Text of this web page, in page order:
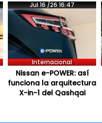
Jul 16 /26 16:47
Internacional
Nissan e-POWER: así
funciona la arquitectura
X-in-1 del Qashqai